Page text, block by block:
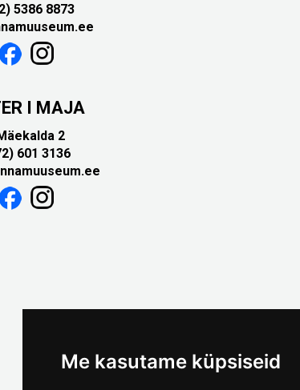
Me kasutame küpsiseid
5386 8873
I MAJA
2
601 3136